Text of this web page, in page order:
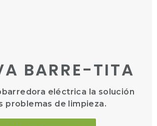
BARRE-TITA
eléctrica la solución
problemas de limpieza.